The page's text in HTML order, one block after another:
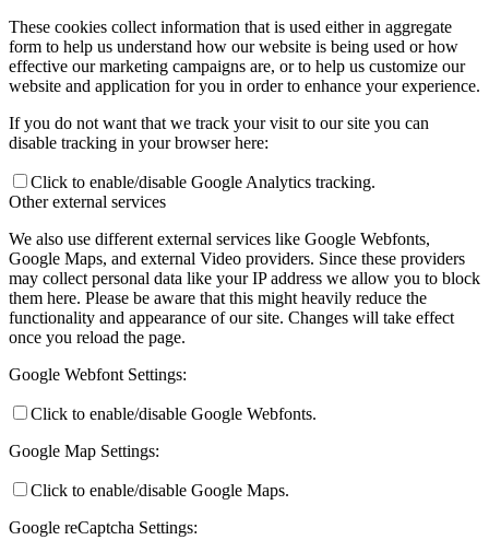
These cookies collect information that is used either in aggregate
form to help us understand how our website is being used or how
effective our marketing campaigns are, or to help us customize our
website and application for you in order to enhance your experience.
If you do not want that we track your visit to our site you can
disable tracking in your browser here:
Click to enable/disable Google Analytics tracking.
Other external services
We also use different external services like Google Webfonts,
Google Maps, and external Video providers. Since these providers
may collect personal data like your IP address we allow you to block
them here. Please be aware that this might heavily reduce the
functionality and appearance of our site. Changes will take effect
once you reload the page.
Google Webfont Settings:
Click to enable/disable Google Webfonts.
Google Map Settings:
Click to enable/disable Google Maps.
Google reCaptcha Settings: